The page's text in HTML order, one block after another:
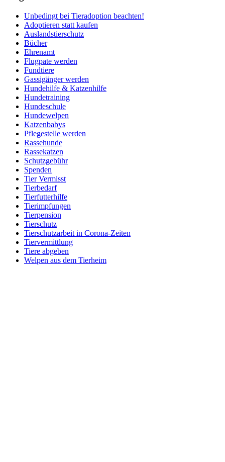
Unbedingt bei Tieradoption beachten!
Adoptieren statt kaufen
Auslandstierschutz
Bücher
Ehrenamt
Flugpate werden
Fundtiere
Gassigänger werden
Hundehilfe & Katzenhilfe
Hundetraining
Hundeschule
Hundewelpen
Katzenbabys
Pflegestelle werden
Rassehunde
Rassekatzen
Schutzgebühr
Spenden
Tier Vermisst
Tierbedarf
Tierfutterhilfe
Tierimpfungen
Tierpension
Tierschutz
Tierschutzarbeit in Corona-Zeiten
Tiervermittlung
Tiere abgeben
Welpen aus dem Tierheim